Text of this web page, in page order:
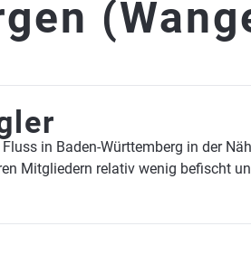
in Baden-Württemberg in der
Mitgliedern relativ wenig befischt